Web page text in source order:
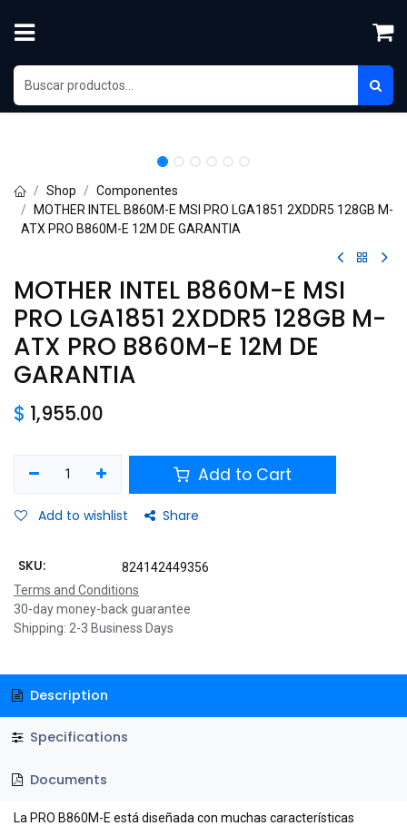
Shop
Componentes
MOTHER INTEL B860M-E MSI PRO LGA1851 2XDDR5 128GB M-
ATX PRO B860M-E 12M DE GARANTIA
MOTHER INTEL B860M-E MSI
PRO LGA1851 2XDDR5 128GB M-
ATX PRO B860M-E 12M DE
GARANTIA
$ 1,955.00
Add to Cart
Add to wishlist Share
SKU:
824142449356
Terms and Conditions
30-day money-back guarantee
Shipping: 2-3 Business Days
Description
Specifications
Documents
La PRO B860M-E está diseñada con muchas características